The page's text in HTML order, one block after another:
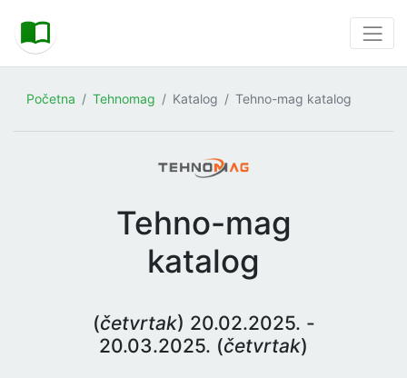
Početna Tehnomag Katalog Tehno-mag katalog
Tehno-mag
katalog
(četvrtak) 20.02.2025. -
20.03.2025. (četvrtak)